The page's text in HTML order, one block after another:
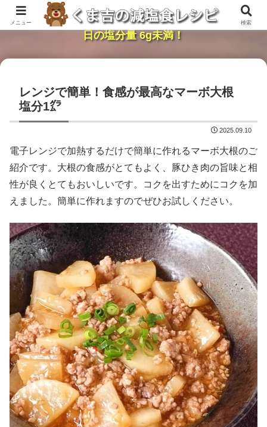
レンジで簡単・時短「くま吉の減塩食レシピ」１
日の塩分量 6g未満！
レンジで簡単！食感が最高なマーボ大根
塩分1㌘
2025.09.10
電子レンジで加熱するだけで簡単に作れるマーボ大根のご
紹介です。大根の食感がとてもよく、豚ひき肉の旨味と相
性が良くとてもおいしいです。コクを出すためにコクを加
えました。簡単に作れますのでぜひお試しください。
メニュー 検索